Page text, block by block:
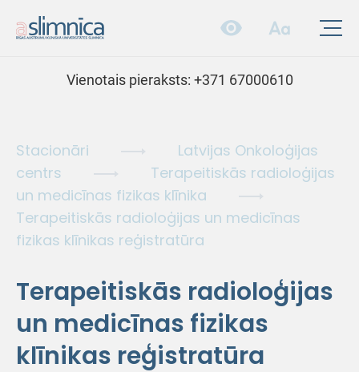
Vienotais pieraksts: +371 67000610
Stacionāri
Latvijas Onkoloģijas
centrs
Terapeitiskās radioloģijas
un medicīnas fizikas klīnika
Terapeitiskās radioloģijas un medicīnas
fizikas klīnikas reģistratūra
Terapeitiskās radioloģijas
un medicīnas fizikas
klīnikas reģistratūra